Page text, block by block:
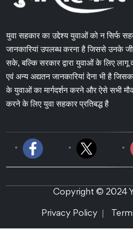
युवा सहकार का उद्देश्य युवाओं को न सिर्फ
जानकारियां उपलब्ध करना है जिससे उनके
सके, बल्कि सरकार द्वारा युवाओं के लिए लागू
एवं अन्य अद्यतन जानकारियां देना भी है
के युवाओं का मार्गदर्शन करने और ऐसे सभी
करने के लिए युवा सहकार प्रतिबद्ध है
Copyright © 2024
Privacy Policy